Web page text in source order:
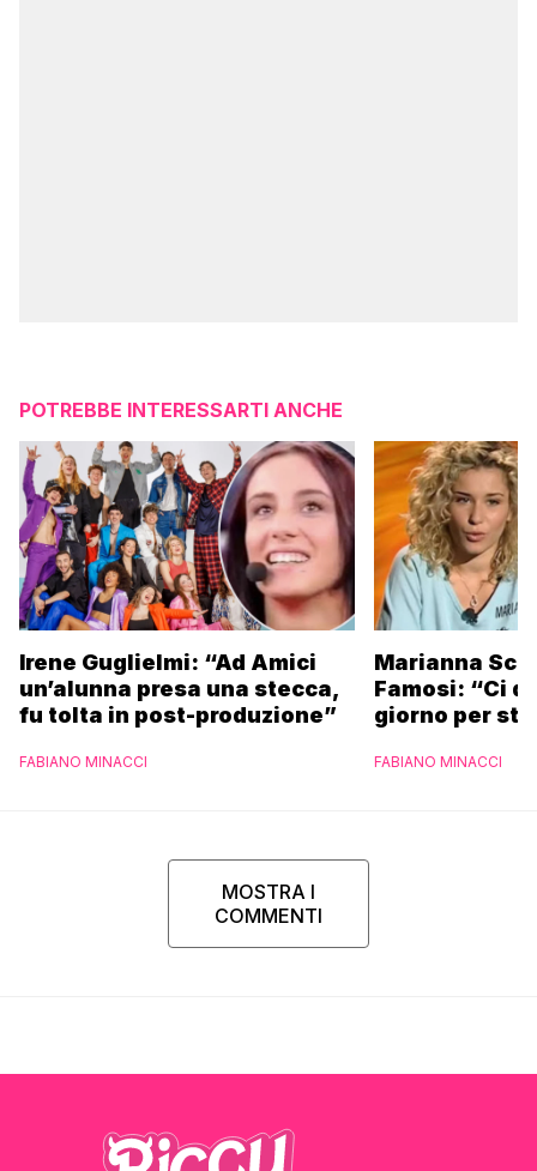
POTREBBE INTERESSARTI ANCHE
Irene Guglielmi: “Ad Amici
un’alunna presa una stecca,
fu tolta in post-produzione”
FABIANO MINACCI
Marianna
Famosi: “Ci
giorno per
FABIANO MINACCI
MOSTRA I
COMMENTI